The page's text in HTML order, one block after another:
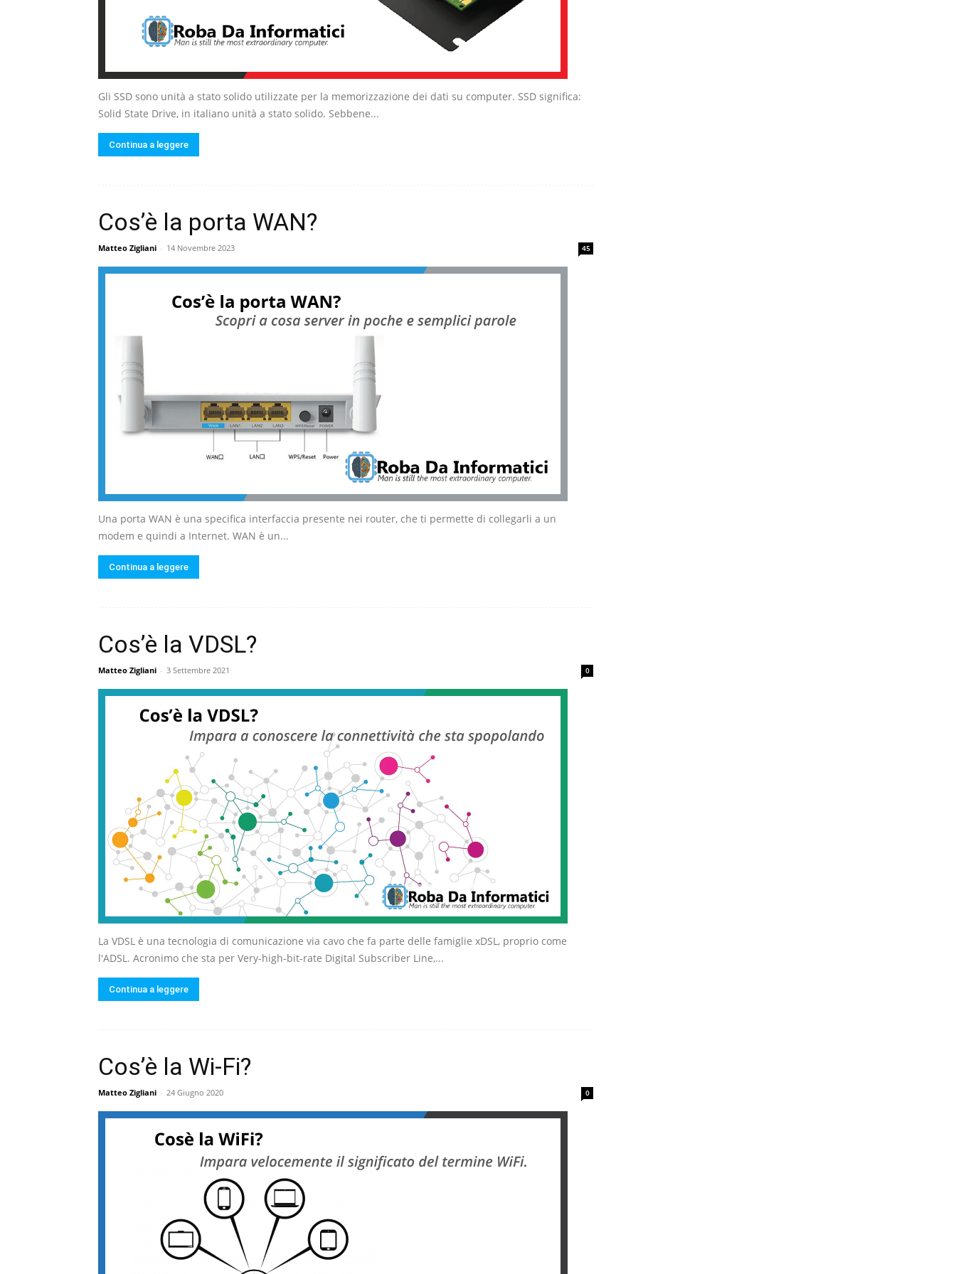
Gli SSD sono unità a stato solido utilizzate per la memorizzazione dei dati su computer. SSD significa:
Solid State Drive, in italiano unità a stato solido. Sebbene...
Continua a leggere
Cos’è la porta WAN?
Matteo Zigliani - 14 Novembre 2023 45
Una porta WAN è una specifica interfaccia presente nei router, che ti permette di collegarli a un
modem e quindi a Internet. WAN è un...
Continua a leggere
Cos’è la VDSL?
Matteo Zigliani - 3 Settembre 2021 0
La VDSL è una tecnologia di comunicazione via cavo che fa parte delle famiglie xDSL, proprio come
l'ADSL. Acronimo che sta per Very-high-bit-rate Digital Subscriber Line,...
Continua a leggere
Cos’è la Wi-Fi?
Matteo Zigliani - 24 Giugno 2020 0